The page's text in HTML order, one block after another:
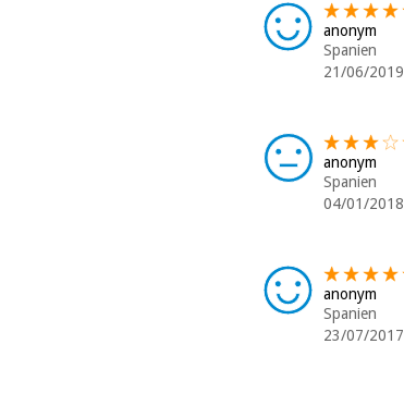
anonym
Spanien
21/06/2019
anonym
Spanien
04/01/2018
anonym
Spanien
23/07/2017